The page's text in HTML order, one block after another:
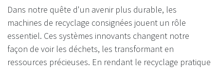
Dans notre quête d'un avenir plus durable, les
machines de recyclage consignées jouent un rôle
essentiel. Ces systèmes innovants changent notre
façon de voir les déchets, les transformant en
ressources précieuses. En rendant le recyclage pratique